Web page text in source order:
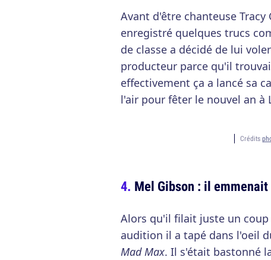
Avant d'être chanteuse
enregistré quelques trucs
de classe a décidé de lui
producteur parce qu'il
effectivement ça a lancé sa
l'air pour fêter le nouvel an à
Crédits
Mel Gibson : il
Alors qu'il filait juste un
audition il a tapé dans l'oeil
Mad Max. Il s'était bastonné